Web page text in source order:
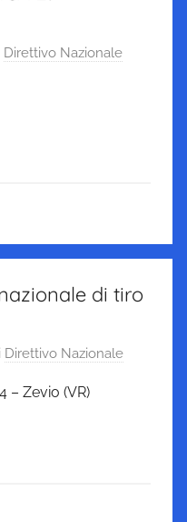
Direttivo Nazionale
di tiro
Direttivo Nazionale
– Zevio (VR)